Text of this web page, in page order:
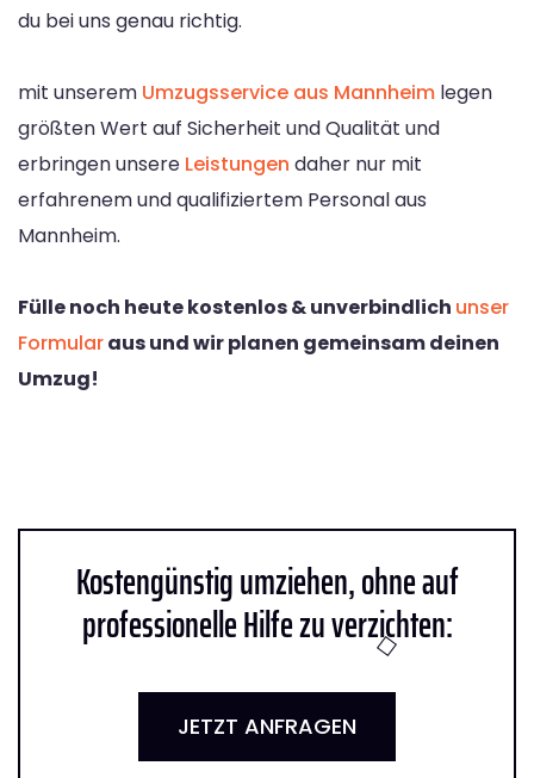
du bei uns genau richtig.
mit unserem Umzugsservice aus Mannheim legen
größten Wert auf Sicherheit und Qualität und
erbringen unsere Leistungen daher nur mit
erfahrenem und qualifiziertem Personal aus
Mannheim.
Fülle noch heute kostenlos & unverbindlich unser
Formularaus und wir planen gemeinsam deinen
Umzug!
Kostengünstig umziehen, ohne auf
professionelle Hilfe zu verzichten:
JETZT ANFRAGEN